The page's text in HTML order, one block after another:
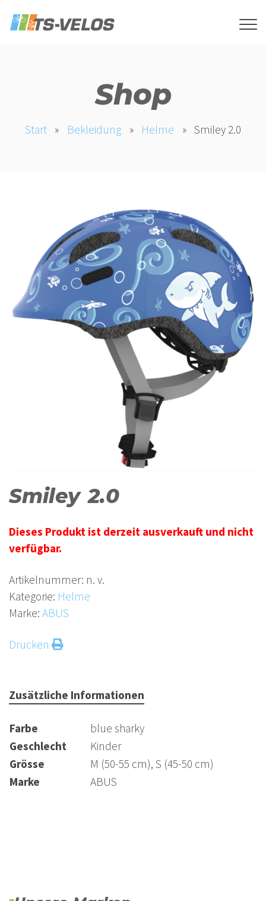
Shop
Start » Bekleidung » Helme » Smiley 2.0
Smiley 2.0
Dieses Produkt ist derzeit ausverkauft und nicht
verfügbar.
Artikelnummer: n. v.
Kategorie: Helme
Marke: ABUS
Drucken
Zusätzliche Informationen
Farbe
blue sharky
Geschlecht
Kinder
Grösse
M (50-55 cm), S (45-50 cm)
Marke
ABUS